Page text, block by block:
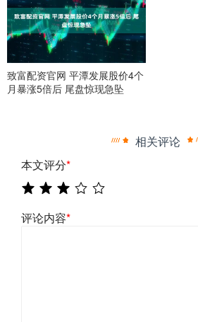
致富配资官网 平潭发展股价4个
月暴涨5倍后 尾盘惊现急坠
相关评论
本文评分*
评论内容*